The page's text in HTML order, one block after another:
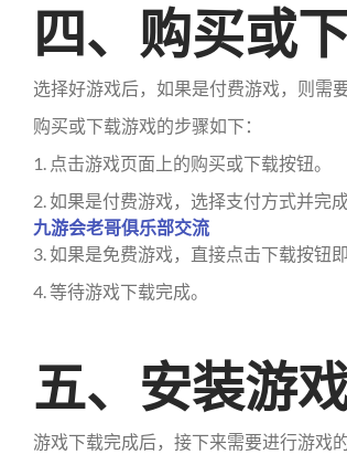
四、购买或
选择好游戏后，如果是付费游戏，则需
购买或下载游戏的步骤如下：
1. 点击游戏页面上的购买或下载按钮。
2. 如果是付费游戏，选择支付方式并完
九游会老哥俱乐部交流
3. 如果是免费游戏，直接点击下载按钮即
4. 等待游戏下载完成。
五、安装游
游戏下载完成后，接下来需要进行游戏